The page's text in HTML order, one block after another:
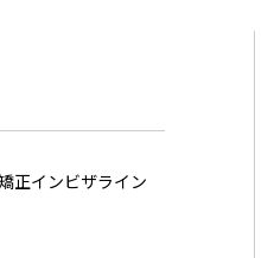
正インビザライン